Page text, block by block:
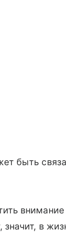
быть
в